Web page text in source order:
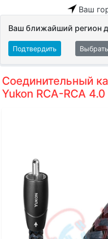
Ваш
Ваш ближайший регион
Подтвердить Выбрать
Соединительный
Yukon RCA-RCA 4.0